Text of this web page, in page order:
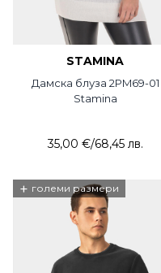
STAMINA
Дамска блуза 2PM69-01
Stamina
35,00 €/68,45 лв.
+ големи размери